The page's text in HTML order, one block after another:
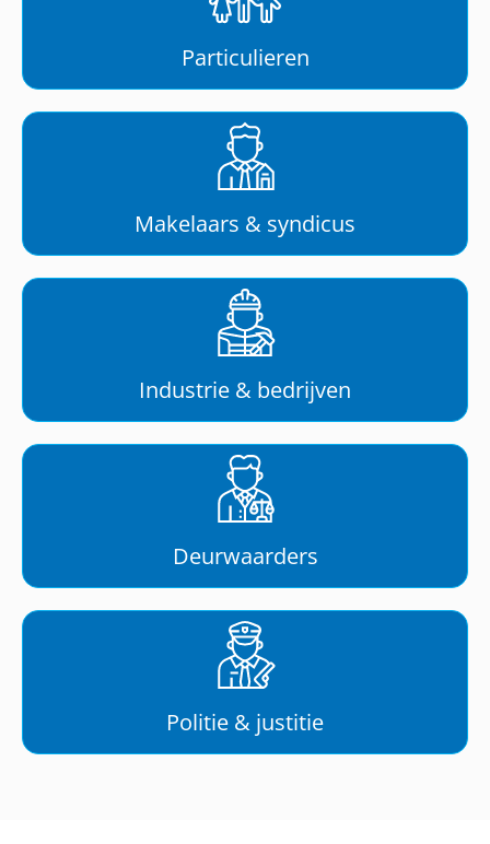
Particulieren
Makelaars & syndicus
Industrie & bedrijven
Deurwaarders
Politie & justitie